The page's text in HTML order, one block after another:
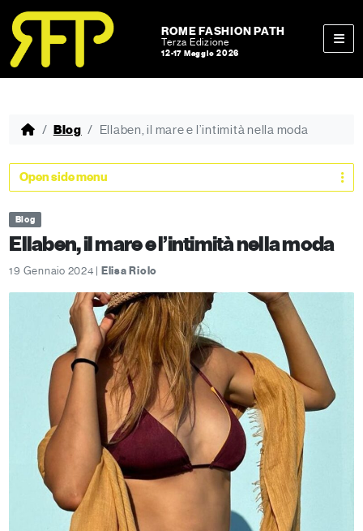
Skip to content
Skip to footer
ROME FASHION PATH
Terza Edizione
12-17 Maggio 2026
Blog Ellaben, il mare e l’intimità nella moda
Blog
Ellaben, il mare e l’intimità nella moda
19 Gennaio 2024 | Elisa Riolo
Open side menu